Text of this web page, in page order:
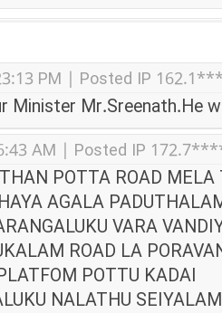
PM | Posted IP
Minister Mr.Sreenath.He
AM | Posted IP
POTTA ROAD
AGALA
VARA
ROAD LA
POTTU KADAI
NALATHU